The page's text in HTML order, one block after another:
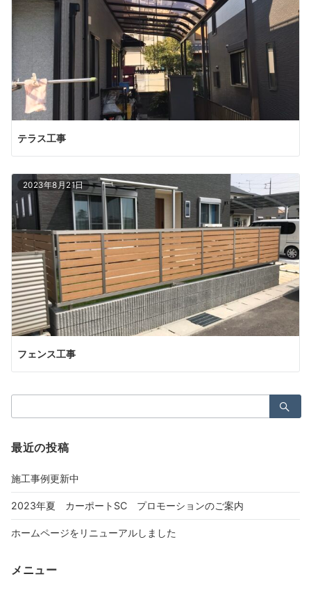
テラス工事
2023年8月21日
フェンス工事
索：
最近の投稿
施工事例更新中
2023年夏 カーポートSC プロモーションのご案内
ホームページをリニューアルしました
メニュー